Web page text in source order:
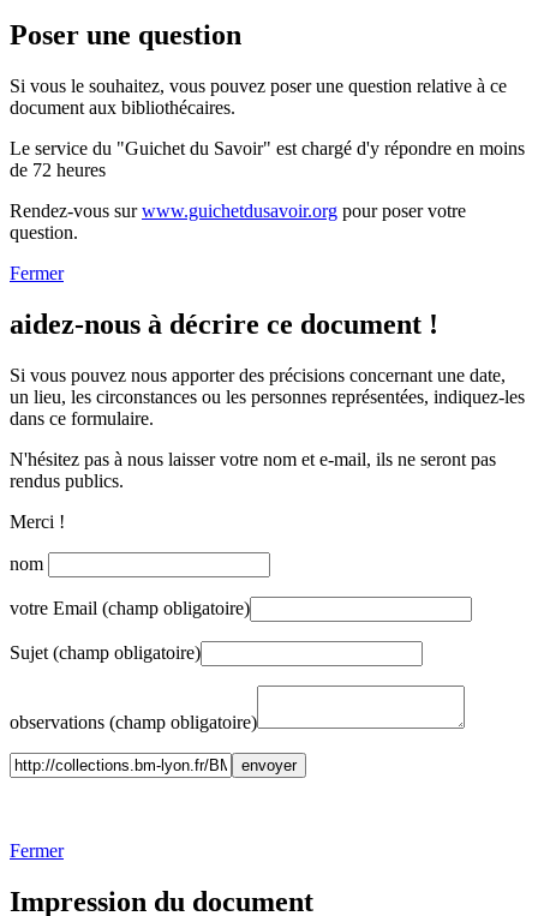
Poser une question
Si vous le souhaitez, vous pouvez poser une question relative à ce
document aux bibliothécaires.
Le service du "Guichet du Savoir" est chargé d'y répondre en moins
de 72 heures
Rendez-vous surwww.guichetdusavoir.org pour poser votre
question.
Fermer
aidez-nous à décrire ce document !
Si vous pouvez nous apporter des précisions concernant une date,
un lieu, les circonstances ou les personnes représentées, indiquez-les
dans ce formulaire.
N'hésitez pas à nous laisser votre nom et e-mail, ils ne seront pas
rendus publics.
Merci !
nom
votre Email (champ obligatoire)
Sujet (champ obligatoire)
observations (champ obligatoire)
Fermer
Impression du document